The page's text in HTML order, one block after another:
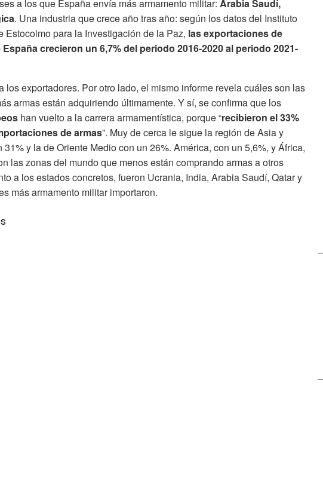
a los que España envía más armamento militar: Arabia Saudí,
. Una industria que crece año tras año: según los datos del Instituto
Estocolmo para la Investigación de la Paz, las exportaciones de
crecieron un 6,7% del periodo 2016-2020 al periodo 2021-
los exportadores. Por otro lado, el mismo informe revela cuáles son las
armas están adquiriendo últimamente. Y sí, se confirma que los
han vuelto a la carrera armamentística, porque “recibieron el 33%
de armas”. Muy de cerca le sigue la región de Asia y
31% y la de Oriente Medio con un 26%. América, con un 5,6%, y África,
las zonas del mundo que menos están comprando armas a otros
a los estados concretos, fueron Ucrania, India, Arabia Saudí, Qatar y
más armamento militar importaron.